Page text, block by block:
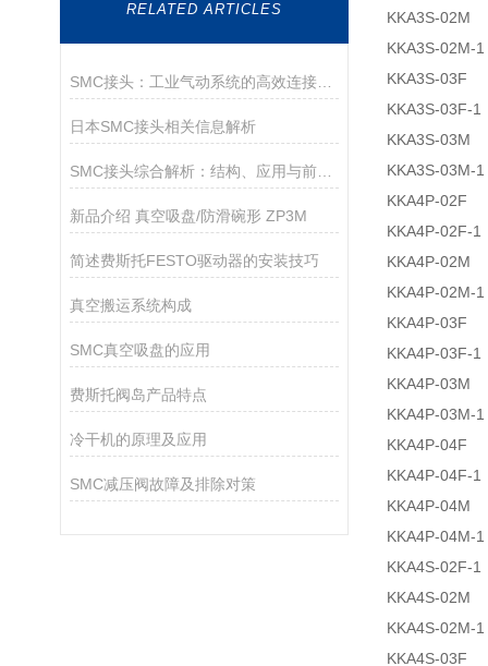
RELATED ARTICLES
SMC接头：工业气动系统的高效连接核心
日本SMC接头相关信息解析
SMC接头综合解析：结构、应用与前沿趋势
新品介绍 真空吸盘/防滑碗形 ZP3M
简述费斯托FESTO驱动器的安装技巧
真空搬运系统构成
SMC真空吸盘的应用
费斯托阀岛产品特点
冷干机的原理及应用
SMC减压阀故障及排除对策
KKA3S-02M
KKA3S-02M-1
KKA3S-03F
KKA3S-03F-1
KKA3S-03M
KKA3S-03M-1
KKA4P-02F
KKA4P-02F-1
KKA4P-02M
KKA4P-02M-1
KKA4P-03F
KKA4P-03F-1
KKA4P-03M
KKA4P-03M-1
KKA4P-04F
KKA4P-04F-1
KKA4P-04M
KKA4P-04M-1
KKA4S-02F-1
KKA4S-02M
KKA4S-02M-1
KKA4S-03F